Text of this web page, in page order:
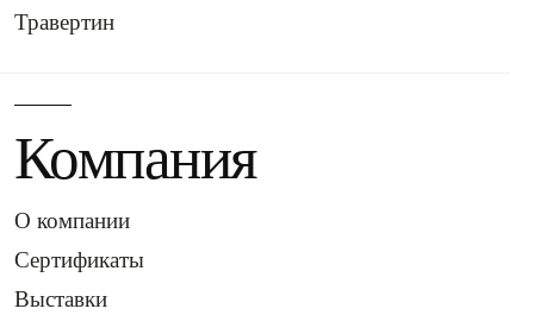
Травертин
Компания
О компании
Сертификаты
Выставки